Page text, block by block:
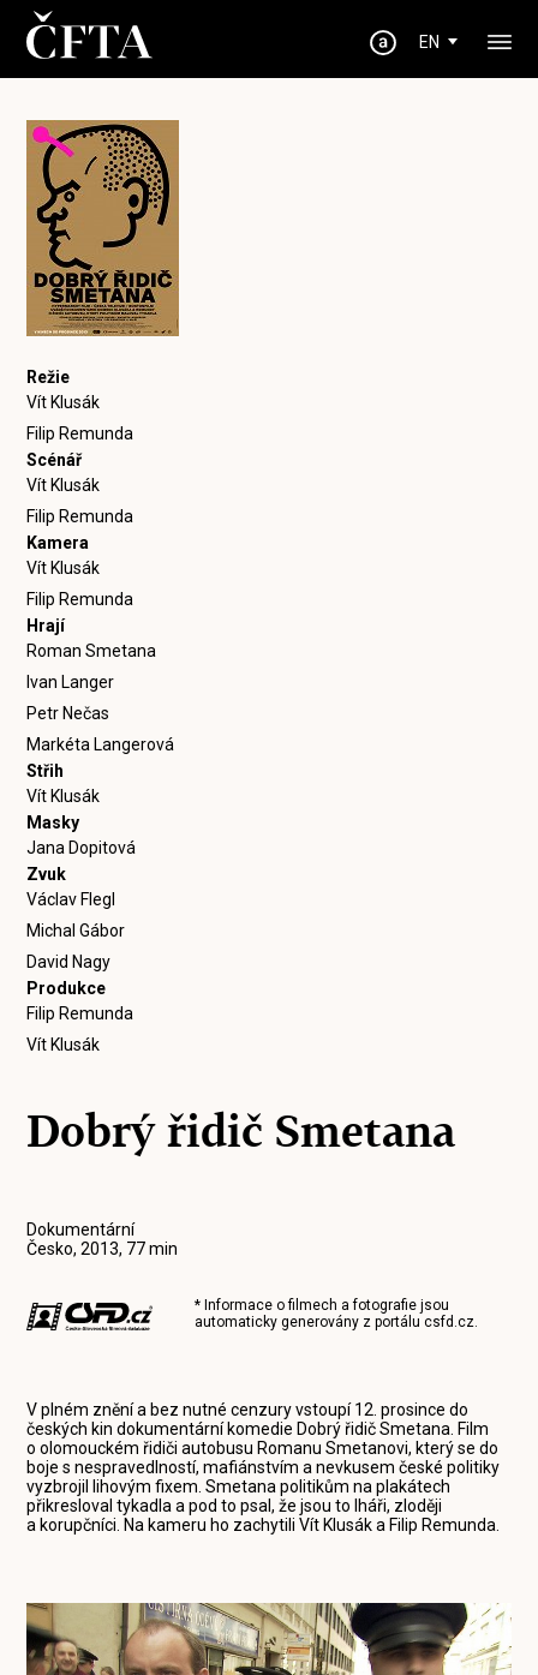
EN
Režie
Vít Klusák
Filip Remunda
Scénář
Vít Klusák
Filip Remunda
Kamera
Vít Klusák
Filip Remunda
Hrají
Roman Smetana
Ivan Langer
Petr Nečas
Markéta Langerová
Střih
Vít Klusák
Masky
Jana Dopitová
Zvuk
Václav Flegl
Michal Gábor
David Nagy
Produkce
Filip Remunda
Vít Klusák
Dobrý řidič Smetana
Dokumentární
Česko, 2013, 77 min
* Informace o filmech a fotografie jsou
automaticky generovány z portálucsfd.cz.
V plném znění a bez nutné cenzury vstoupí 12. prosince do
českých kin dokumentární komedie Dobrý řidič Smetana. Film
o olomouckém řidiči autobusu Romanu Smetanovi, který se do
boje s nespravedlností, mafiánstvím a nevkusem české politiky
vyzbrojil lihovým fixem. Smetana politikům na plakátech
přikresloval tykadla a pod to psal, že jsou to lháři, zloději
a korupčníci. Na kameru ho zachytili Vít Klusák a Filip Remunda.